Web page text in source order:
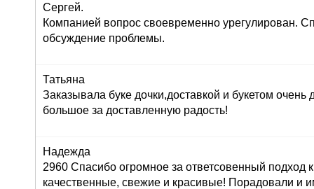
Сергей.
Компанией вопрос своевременно урегулирован.
обсуждение проблемы.
Татьяна
Заказывала буке дочки,доставкой и букетом
большое за доставленную радость!
Надежда
2960 Спасибо огромное за ответсовенный подход
качественные, свежие и красивые! Порадовали и